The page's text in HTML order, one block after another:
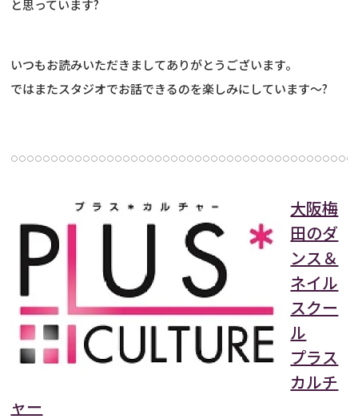
と思っています?
いつもお読みいただきましてありがとうございます。
ではまたスタジオでお話できるのを楽しみにしています〜?
大阪梅
田のダ
ンス＆
ネイル
スクー
ル
プラス
カルチ
ャー